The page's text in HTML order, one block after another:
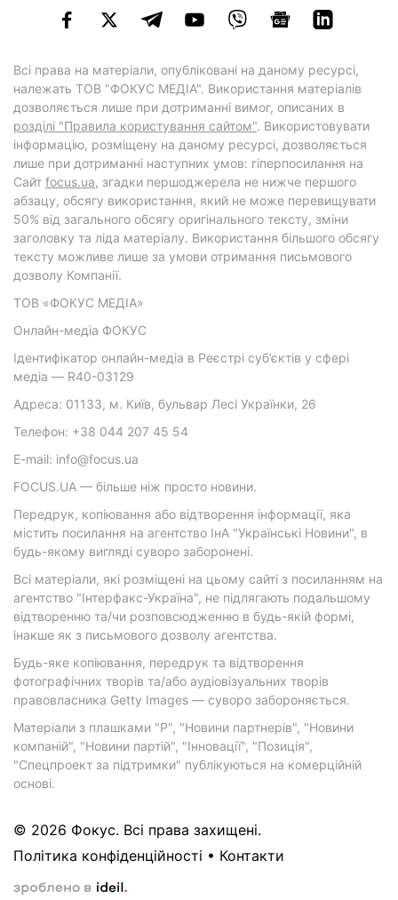
Всі права на матеріали, опубліковані на даному ресурсі,
належать ТОВ "ФОКУС МЕДІА". Використання матеріалів
дозволяється лише при дотриманні вимог, описаних в
розділі "Правила користування сайтом". Використовувати
інформацію, розміщену на даному ресурсі, дозволяється
лише при дотриманні наступних умов: гіперпосилання на
Cайт focus.ua, згадки першоджерела не нижче першого
абзацу, обсягу використання, який не може перевищувати
50% від загального обсягу оригінального тексту, зміни
заголовку та ліда матеріалу. Використання більшого обсягу
тексту можливе лише за умови отримання письмового
дозволу Компанії.
ТОВ «ФОКУС МЕДІА»
Онлайн-медіа ФОКУС
Ідентифікатор онлайн-медіа в Реєстрі суб’єктів у сфері
медіа — R40-03129
Адреса: 01133, м. Київ, бульвар Лесі Українки, 26
Телефон: +38 044 207 45 54
E-mail: info@focus.ua
FOCUS.UA — більше ніж просто новини.
Передрук, копіювання або відтворення інформації, яка
містить посилання на агентство ІнА "Українські Новини", в
будь-якому вигляді суворо заборонені.
Всі матеріали, які розміщені на цьому сайті з посиланням на
агентство "Інтерфакс-Україна", не підлягають подальшому
відтворенню та/чи розповсюдженню в будь-якій формі,
інакше як з письмового дозволу агентства.
Будь-яке копіювання, передрук та відтворення
фотографічних творів та/або аудіовізуальних творів
правовласника Getty Images — суворо забороняється.
Матеріали з плашками "Р", "Новини партнерів", "Новини
компаній", "Новини партій", "Інновації", "Позиція",
"Спецпроект за підтримки" публікуються на комерційній
основі.
© 2026 Фокус. Всі права захищені.
Політика конфіденційності • Контакти